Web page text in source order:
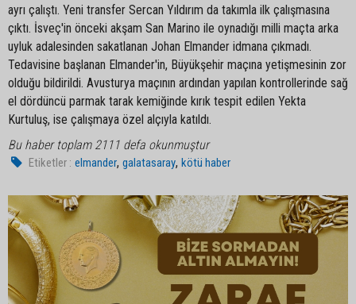
ayrı çalıştı. Yeni transfer Sercan Yıldırım da takımla ilk çalışmasına
çıktı. İsveç'in önceki akşam San Marino ile oynadığı milli maçta arka
uyluk adalesinden sakatlanan Johan Elmander idmana çıkmadı.
Tedavisine başlanan Elmander'in, Büyükşehir maçına yetişmesinin zor
olduğu bildirildi. Avusturya maçının ardından yapılan kontrollerinde sağ
el dördüncü parmak tarak kemiğinde kırık tespit edilen Yekta
Kurtuluş, ise çalışmaya özel alçıyla katıldı.
Bu haber toplam 2111 defa okunmuştur
Etiketler : elmander,galatasaray,kötü haber